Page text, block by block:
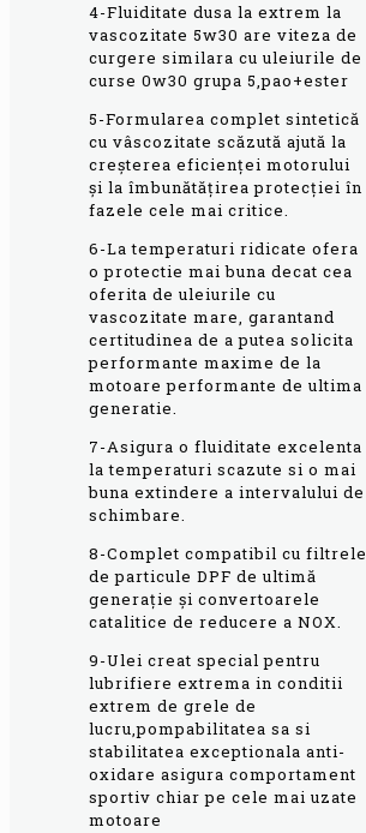
4-Fluiditate dusa la extrem la
vascozitate 5w30 are viteza de
curgere similara cu uleiurile de
curse 0w30 grupa 5,pao+ester
5-Formularea complet sintetică
cu vâscozitate scăzută ajută la
creșterea eficienței motorului
și la îmbunătățirea protecției în
fazele cele mai critice.
6-La temperaturi ridicate ofera
o protectie mai buna decat cea
oferita de uleiurile cu
vascozitate mare, garantand
certitudinea de a putea solicita
performante maxime de la
motoare performante de ultima
generatie.
7-Asigura o fluiditate excelenta
la temperaturi scazute si o mai
buna extindere a intervalului de
schimbare.
8-Complet compatibil cu filtrele
de particule DPF de ultimă
generație și convertoarele
catalitice de reducere a NOX.
9-Ulei creat special pentru
lubrifiere extrema in conditii
extrem de grele de
lucru,pompabilitatea sa si
stabilitatea exceptionala anti-
oxidare asigura comportament
sportiv chiar pe cele mai uzate
motoare